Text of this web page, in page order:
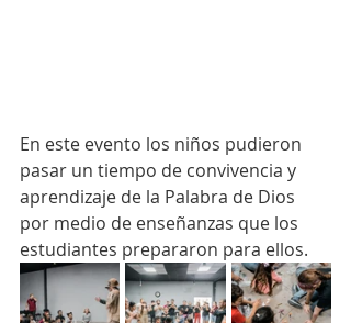
En este evento los niños pudieron
pasar un tiempo de convivencia y
aprendizaje de la Palabra de Dios
por medio de enseñanzas que los
estudiantes prepararon para ellos.